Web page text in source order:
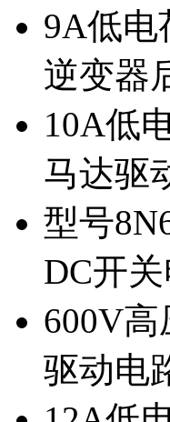
9A低电
逆变器
10A低
马达驱
型号
DC开关
600V
驱动电